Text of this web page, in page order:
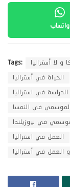
واتساب
Tags: و لا أستراليا
الحياة في أستراليا
الدراسة في استراليا
الموسمي في النمسا
في نيوزيلندا
العمل في استراليا
العمل في أستراليا